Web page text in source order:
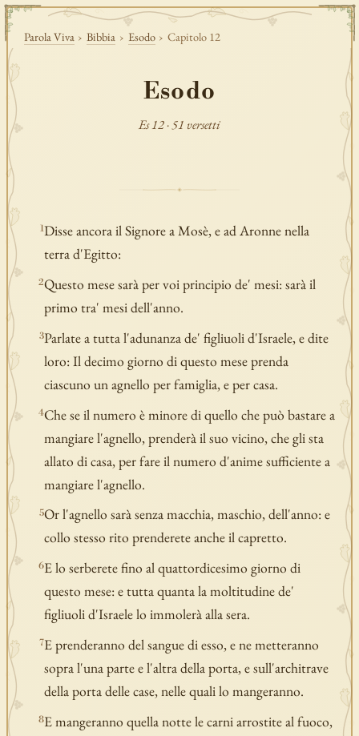
Parola Viva › Bibbia › Esodo › Capitolo 12
Esodo
Es 12 · 51 versetti
1Disse ancora il Signore a Mosè, e ad Aronne nella
terra d'Egitto:
2Questo mese sarà per voi principio de' mesi: sarà il
primo tra' mesi dell'anno.
3Parlate a tutta l'adunanza de' figliuoli d'Israele, e dite
loro: Il decimo giorno di questo mese prenda
ciascuno un agnello per famiglia, e per casa.
4Che se il numero è minore di quello che può bastare a
mangiare l'agnello, prenderà il suo vicino, che gli sta
allato di casa, per fare il numero d'anime sufficiente a
mangiare l'agnello.
5Or l'agnello sarà senza macchia, maschio, dell'anno: e
collo stesso rito prenderete anche il capretto.
6E lo serberete fino al quattordicesimo giorno di
questo mese: e tutta quanta la moltitudine de'
figliuoli d'Israele lo immolerà alla sera.
7E prenderanno del sangue di esso, e ne metteranno
sopra l'una parte e l'altra della porta, e sull'architrave
della porta delle case, nelle quali lo mangeranno.
8E mangeranno quella notte le carni arrostite al fuoco,